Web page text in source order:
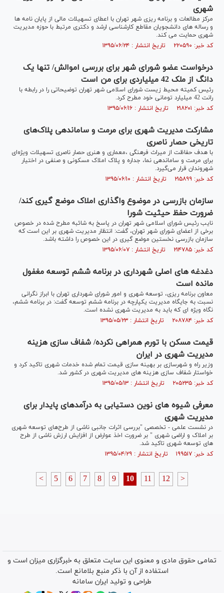
شهری
مرکز مطالعات و برنامه ریزی شهر تهران با اعطای تسهیلات مالی از پایان نامه ها
و رساله های دانشجویان مقاطع کارشناسی ارشد و دکتری مرتبط با حوزه مدیریت
شهری حمایت می کند.
کد خبر: ۲۲۰۵۹۰ تاریخ انتشار : ۱۳۹۵/۰۶/۲۴
درخواست عضو شورای شهر برای بررسی اموالش/ تنها یک
دانگ از ملک 42 میلیاردی برای من است
رئیس کمیته محیط زیست شورای اسلامی شهر تهران توضیحاتی را در رابطه با
رانت 42 میلیارد تومانی خود مطرح کرد.
کد خبر: ۲۱۸۲۰۱ تاریخ انتشار : ۱۳۹۵/۰۶/۱۶
مشارکت مدیریت شهری برای مرمت و ساماندهی پلاک‌های
تاریخی حصار ناصری
با هدف حفاظت از میراث فرهنگی ،معماری و هنری حصار ناصری تسهیلات ویژه‌ای
برای مرمت و ساماندهی نما‌، جداره و پلاک املاک مسکونی و صنفی در اختیار
شهروندان قرار می‌گیرد.
کد خبر: ۲۱۵۸۹۹ تاریخ انتشار : ۱۳۹۵/۰۶/۱۰
سازمان بازرسی در موضوع واگذاری املاک موضع گیری کند/
ضرورت حفظ حیثیت شورا
نایب رئیس شورای اسلامی شهر تهران در پاسخ به شائبه مطرح شده در خصوص
برخی از اعضای شورای شهر تهران، گفت: انتظار مدیریت شهری بر این است که
سازمان بازرسی نخستین موضع گیری در این خصوص را داشته باشد.
کد خبر: ۲۱۴۷۸۵ تاریخ انتشار : ۱۳۹۵/۰۶/۰۷
دغدغه های اصلی شهرداری در برنامه ششم توسعه مغفول
مانده است
معاون برنامه ریزی، توسعه شهری و امور شورای شهرداری تهران با ابراز نگرانی
نسبت به جایگاه مدیریت یکپارچه در برنامه ششم توسعه گفت: در برنامه ششم،
نگاه ویژه ای که باید به مدیریت شهری نشده است.
کد خبر: ۲۰۸۷۸۴ تاریخ انتشار : ۱۳۹۵/۰۵/۲۳
قیمت مسکن با تورم همراهی نکرده/ شفاف سازی هزینه
مدیریت شهری در ایران
وزیر راه و شهرسازی بر بهینه سازی قیمت تمام شده خدمات شهری تاکید کرد و
خواستار شفاف سازی هزینه های مدیریت شهری در کشور شد.
کد خبر: ۲۰۵۲۳۵ تاریخ انتشار : ۱۳۹۵/۰۵/۱۳
معرفی شیوه های نوین دستیابی به درآمدهای پایدار برای
مدیریت شهری
در نشست علمی - تخصصی "بررسی اثرات جانبی ناشی از طرح‌های توسعه شهری
بر املاک و اراضی شهری " بر ضرورت اخذ عوارض از افزایش ارزش ناشی از طرح
های توسعه شهری تاکید شد.
کد خبر: ۱۹۹۵۱۷ تاریخ انتشار : ۱۳۹۵/۰۴/۲۹
< 5 6 7 8 9 10 11 12 >
تمامی حقوق مادی و معنوی این سایت متعلق به خبرگزاری میزان است و
استفاده از آن با ذکر منبع بلامانع است.
طراحی و تولید ایران سامانه